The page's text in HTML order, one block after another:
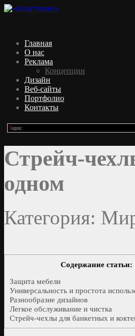
Главная
О нас
Реклама
Концепции
Дизайн
Веб-сайты
Портфолио
Контакты
Стрейч-
одном
Категория:
Содержание статьи:
Защита мебели
Универсальность и простота
Разнообразие дизайнов
Легкое обслуживание и чистка
Стрейч-чехлы для банкетных и